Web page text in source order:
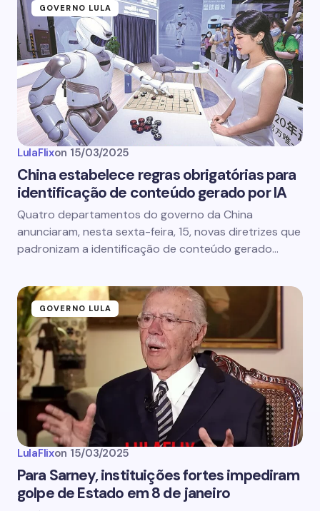
GOVERNO LULA
LulaFlixon 15/03/2025
China estabelece regras obrigatórias para
identificação de conteúdo gerado por IA
Quatro departamentos do governo da China
anunciaram, nesta sexta-feira, 15, novas diretrizes que
padronizam a identificação de conteúdo gerado…
GOVERNO LULA
LulaFlixon 15/03/2025
Para Sarney, instituições fortes impediram
golpe de Estado em 8 de janeiro